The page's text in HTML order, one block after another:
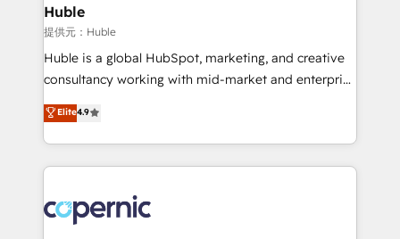
without outside dependencies. You’ll learn how to: •
Set up, audit, and organize your HubSpot portal •
Get your sales team fully using HubSpot • Track
pipeline and revenue across the entire buyer journey
growth • Create content and videos that attract
buyers • Use AI to scale smarter Our coaching-led
lasts. So if you're ready to become the most trusted
voice in your market, let’s talk.
Huble
提供元：Huble
Huble is a global HubSpot, marketing, and creative
consultancy working with mid-market and enterprise
businesses. We go beyond implementation, shaping
the strategy, processes, and teams that turn
HubSpot into a genuine growth engine. Named
HubSpot's Global Partner of the Year in 2024,
worldwide, and with over 15 years in the ecosystem,
Huble has built a track record that speaks for itself.
Elite4.9